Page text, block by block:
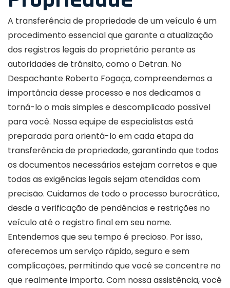
A transferência de propriedade de um veículo é um
procedimento essencial que garante a atualização
dos registros legais do proprietário perante as
autoridades de trânsito, como o Detran. No
Despachante Roberto Fogaça, compreendemos a
importância desse processo e nos dedicamos a
torná-lo o mais simples e descomplicado possível
para você. Nossa equipe de especialistas está
preparada para orientá-lo em cada etapa da
transferência de propriedade, garantindo que todos
os documentos necessários estejam corretos e que
todas as exigências legais sejam atendidas com
precisão. Cuidamos de todo o processo burocrático,
desde a verificação de pendências e restrições no
veículo até o registro final em seu nome.
Entendemos que seu tempo é precioso. Por isso,
oferecemos um serviço rápido, seguro e sem
complicações, permitindo que você se concentre no
que realmente importa. Com nossa assistência, você